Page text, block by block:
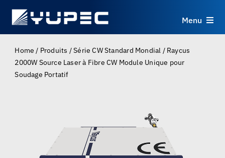
Menu
Produits
Ressources
Home / Produits /Série CW Standard Mondial / Raycus
2000W Source Laser à Fibre CW Module Unique pour
Soudage Portatif